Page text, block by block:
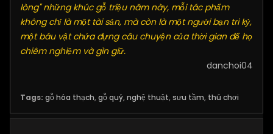
lòng" những khúc gỗ triệu năm này, mỗi tác phẩm
không chỉ là một tài sản, mà còn là một người bạn tri kỷ,
một báu vật chứa đựng câu chuyện của thời gian để họ
chiêm nghiệm và gìn giữ.
danchoi04
Tags: gỗ hóa thạch, gỗ quý, nghệ thuật, sưu tầm, thú chơi